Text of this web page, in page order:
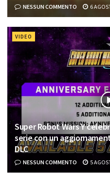
NESSUN COMMENTO 6
VIDEO
Super Robot Wars Y
serie con un
DLC
NESSUN COMMENTO 5